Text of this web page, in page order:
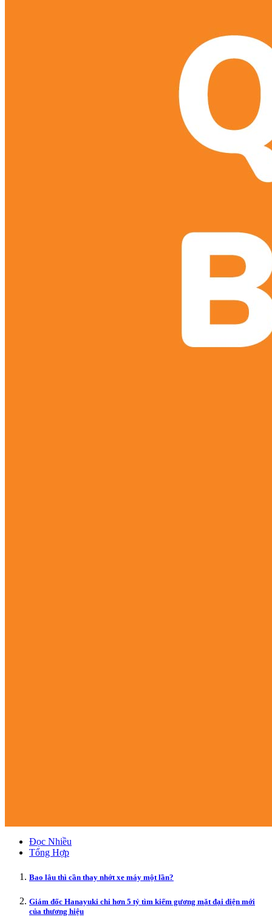
Đọc Nhiều
Tổng Hợp
Bao lâu thì cần thay nhớt xe máy một lần?
Giám đốc Hanayuki chi hơn 5 tỷ tìm kiếm gương mặt đại diện mới
của thương hiệu